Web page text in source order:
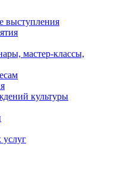
выступления
мастер-классы,
культуры